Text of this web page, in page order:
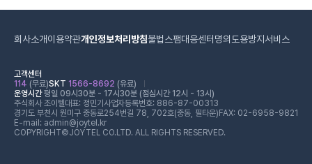
회사소개이용약관개인정보처리방침불법스팸대응센터 명의도용방지서비스
고객센터
114 (무료)SKT 1566-8692 (유료)
운영시간평일 09시30분 - 17시30분 (점심시간 12시 - 13시)
주식회사 조이텔대표: 정민기 사업자등록번호: 886-87-00313
경기도 부천시 원미구 중동로254번길 78, 702호(중동, 필타운) FAX: 02-6958-9821
E-mail: admin@joytel.kr
COPYRIGHT©JOYTEL CO.LTD. ALL RIGHTS RESERVED.